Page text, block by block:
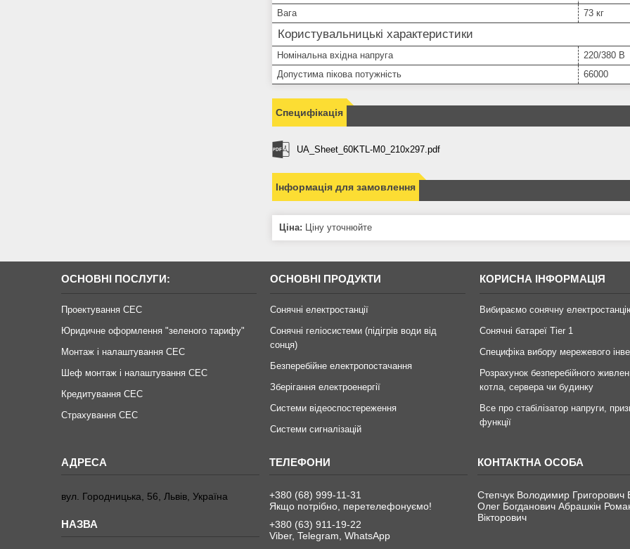
Вага
73 кг
Користувальницькі характеристики
Номінальна вхідна напруга
220/380 В
Допустима пікова потужність
66000
Специфікація
UA_Sheet_60KTL-M0_210x297.pdf
Інформація для замовлення
Ціна: Ціну уточнюйте
ОСНОВНІ ПОСЛУГИ:
Проектування СЕС
Юридичне оформлення "зеленого тарифу"
Монтаж і налаштування СЕС
Шеф монтаж і налаштування СЕС
Кредитування СЕС
Страхування СЕС
ОСНОВНІ ПРОДУКТИ
Сонячні електростанції
Сонячні геліосистеми (підігрів води від
сонця)
Безперебійне електропостачання
Зберігання електроенергії
Системи відеоспостереження
Системи сигналізацій
КОРИСНА ІНФОРМАЦІЯ
Вибираємо сонячну
Сонячні батареї Tier 1
Специфіка вибору мережевого
Розрахунок безперебійного
котла, сервера чи будинку
Все про стабілізатор напруги,
функції
вул. Городницька, 56, Львів, Україна
+380 (68) 999-11-31
Якщо потрібно, перетелефонуємо!
+380 (63) 911-19-22
Viber, Telegram, WhatsApp
Степчук Володимир Григорович
Олег Богданович Абрашкін
Вікторович